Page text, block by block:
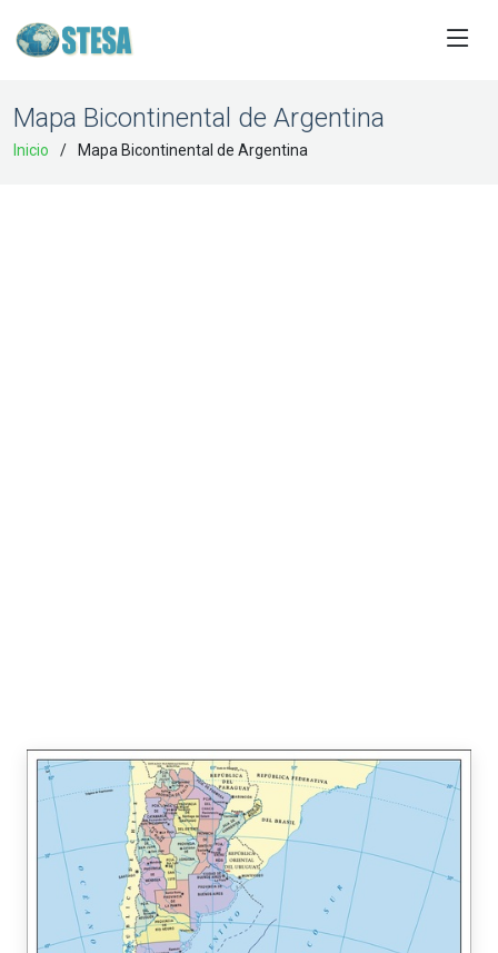
Mapa Bicontinental de Argentina
Inicio Mapa Bicontinental de Argentina